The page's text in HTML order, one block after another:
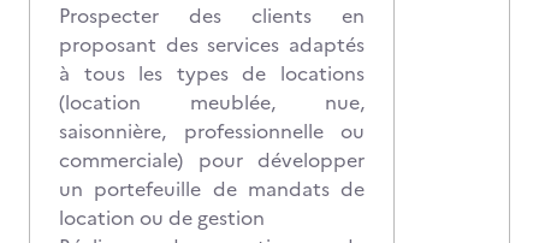
Prospecter des clients en
proposant des services adaptés
à tous les types de locations
(location meublée, nue,
saisonnière, professionnelle ou
commerciale) pour développer
un portefeuille de mandats de
location ou de gestion